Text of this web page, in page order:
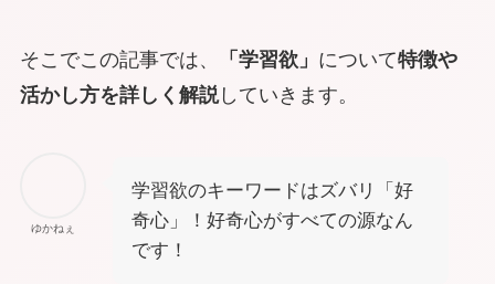
そこでこの記事では、 「学習欲」 について特徴や
活かし方を詳しく解説していきます。
ゆかねぇ
学習欲のキーワードはズバリ「好
奇心」！好奇心がすべての源なん
です！